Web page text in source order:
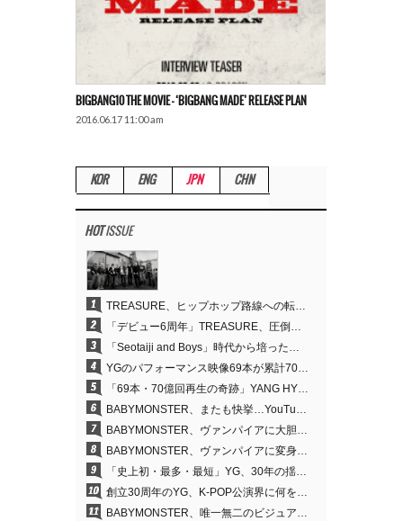
BIGBANG10 THE MOVIE – ‘BIGBANG MADE’ RELEASE PLAN
2016.06.17 11:00 am
KOR ENG JPN CHN
HOTISSUE
1 TREASURE、ヒップホップ路線への転換が的中…デビュー6周年でさらなる飛躍
2 「デビュー6周年」TREASURE、圧倒的な実力で証明した「YGの宝」の真価
3 「Seotaiji and Boys」時代から培ったダンスDNA…YANG HYUN SUK、YGのパフォーマンスビデオ70億回再生の原点
4 YGのパフォーマンス映像69本が累計70億回再生…YANG HYUN SUKの制作哲学が実を結ぶ
5 「69本・70億回再生の奇跡」YANG HYUN SUK、YGのパフォーマンスビデオを100％自ら手掛けた理由
6 BABYMONSTER、またも快挙…YouTubeワールドワイドトレンドで1位に
7 BABYMONSTER、ヴァンパイアに大胆変身…YouTubeトレンド1位を獲得
8 BABYMONSTER、ヴァンパイアに変身…「MOON」で3か月にわたるプロジェクトを締めくくる
9 「史上初・最多・最短」YG、30年の揺るぎない信念が切り開いたK-POPツアーの新境地
10 創立30周年のYG、K-POP公演界に何を残したのか
11 BABYMONSTER、唯一無二のビジュアルと圧倒的な表現力…『MOON』